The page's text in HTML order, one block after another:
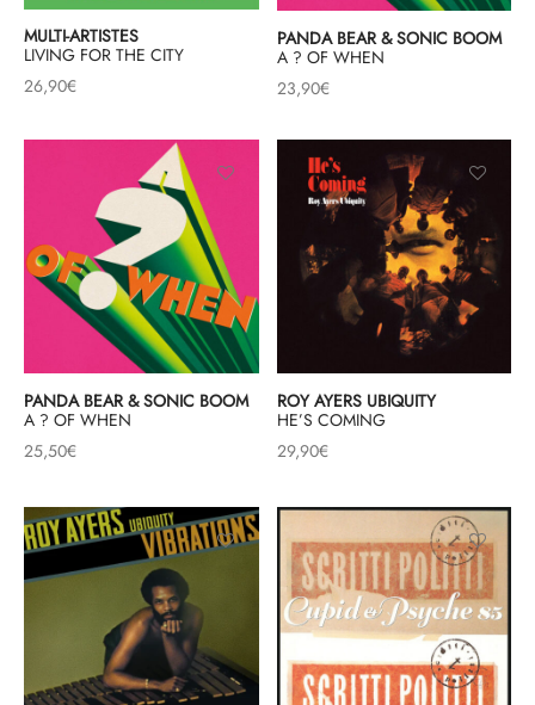
MULTI-ARTISTES
LIVING FOR THE CITY
26,90€
PANDA BEAR & SONIC BOOM
A ? OF WHEN
23,90€
PANDA BEAR & SONIC BOOM
A ? OF WHEN
25,50€
ROY AYERS UBIQUITY
HE’S COMING
29,90€